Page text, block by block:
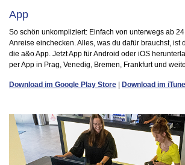
App
So schön unkompliziert: Einfach von unterwegs ab
Anreise einchecken. Alles, was du dafür brauchst, ist
die a&o App. Jetzt App für Android oder iOS
per App in Prag, Venedig, Bremen, Frankfurt und
Download im Google Play Store | Download im